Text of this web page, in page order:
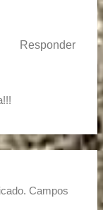
Responder
Campos